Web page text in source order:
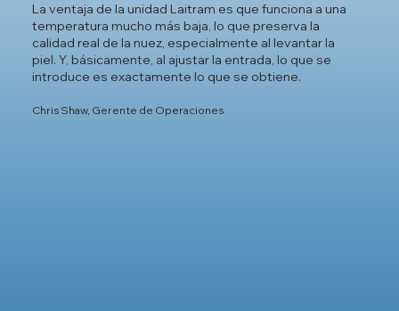
La ventaja de la unidad Laitram es que funciona a una
temperatura mucho más baja, lo que preserva la
calidad real de la nuez, especialmente al levantar la
piel. Y, básicamente, al ajustar la entrada, lo que se
introduce es exactamente lo que se obtiene.
Chris Shaw, Gerente de Operaciones